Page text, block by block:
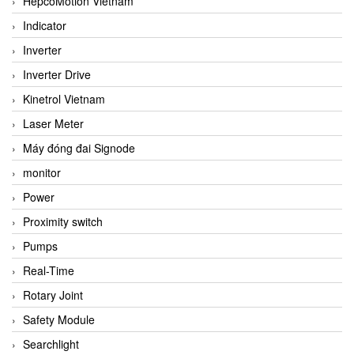
Indicator
Inverter
Inverter Drive
Kinetrol Vietnam
Laser Meter
Máy đóng đai Signode
monitor
Power
Proximity switch
Pumps
Real-Time
Rotary Joint
Safety Module
Searchlight